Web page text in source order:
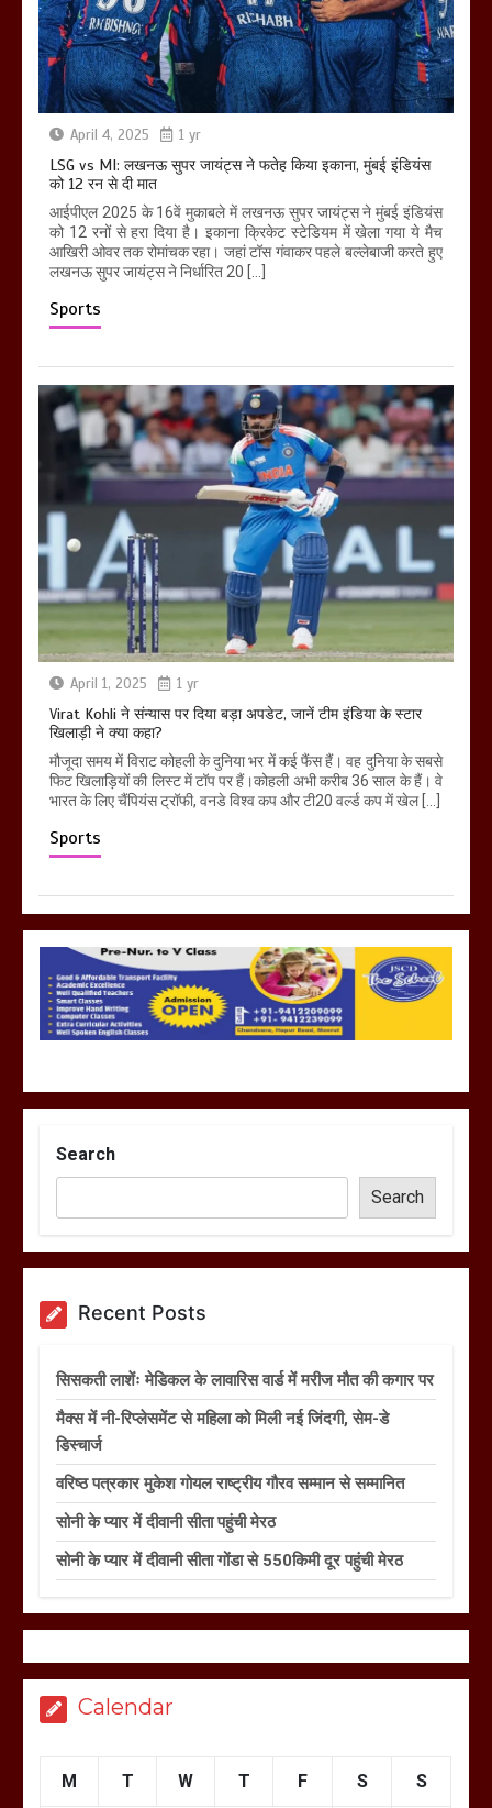
April 4, 2025 1 yr
LSG vs MI: लखनऊ सुपर जायंट्स ने फतेह किया इकाना, मुंबई इंडियंस
को 12 रन से दी मात
आईपीएल 2025 के 16वें मुकाबले में लखनऊ सुपर जायंट्स ने मुंबई इंडियंस
को 12 रनों से हरा दिया है। इकाना क्रिकेट स्टेडियम में खेला गया ये मैच
आखिरी ओवर तक रोमांचक रहा। जहां टॉस गंवाकर पहले बल्लेबाजी करते हुए
लखनऊ सुपर जायंट्स ने निर्धारित 20 […]
Sports
April 1, 2025 1 yr
Virat Kohli ने संन्यास पर दिया बड़ा अपडेट, जानें टीम इंडिया के स्टार
खिलाड़ी ने क्या कहा?
मौजूदा समय में विराट कोहली के दुनिया भर में कई फैंस हैं। वह दुनिया के सबसे
फिट खिलाड़ियों की लिस्ट में टॉप पर हैं।कोहली अभी करीब 36 साल के हैं। वे
भारत के लिए चैंपियंस ट्रॉफी, वनडे विश्व कप और टी20 वर्ल्ड कप में खेल […]
Sports
Search
Search
Recent Posts
सिसकती लाशेंः मेडिकल के लावारिस वार्ड में मरीज मौत की कगार पर
मैक्स में नी-रिप्लेसमेंट से महिला को मिली नई जिंदगी, सेम-डे
डिस्चार्ज
वरिष्ठ पत्रकार मुकेश गोयल राष्ट्रीय गौरव सम्मान से सम्मानित
सोनी के प्यार में दीवानी सीता पहुंची मेरठ
सोनी के प्यार में दीवानी सीता गोंडा से 550किमी दूर पहुंची मेरठ
Calendar
M T W T F S S